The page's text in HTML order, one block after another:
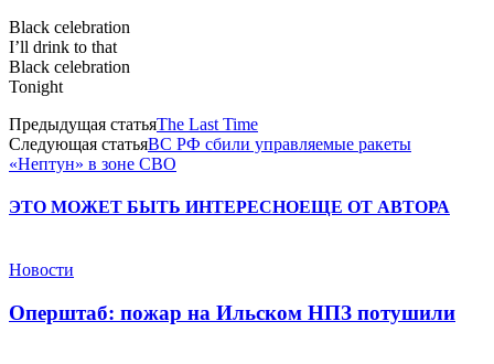
Black celebration
I’ll drink to that
Black celebration
Tonight
Предыдущая статьяThe Last Time
Следующая статьяВС РФ сбили управляемые ракеты
«Нептун» в зоне СВО
ЭТО МОЖЕТ БЫТЬ ИНТЕРЕСНОЕЩЕ ОТ АВТОРА
Новости
Оперштаб: пожар на Ильском НПЗ потушили